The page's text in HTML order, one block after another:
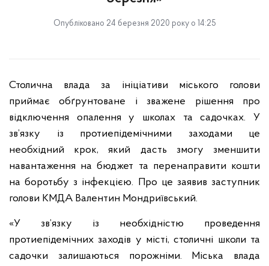
Опубліковано 24 березня 2020 року о 14:25
Столична влада за ініціативи міського голови
приймає обґрунтоване і зважене рішення про
відключення опалення у школах та садочках. У
зв’язку із протиепідемічними заходами це
необхідний крок, який дасть змогу зменшити
навантаження на бюджет та перенаправити кошти
на боротьбу з інфекцією. Про це заявив заступник
голови КМДА Валентин Мондриївський.
«У зв’язку із необхідністю проведення
протиепідемічних заходів у місті, столичні школи та
садочки залишаються порожніми. Міська влада